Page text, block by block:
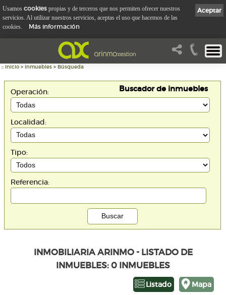
:: Inicio > Inmuebles > Búsqueda
Buscador de inmuebles
Operación:
Localidad:
Tipo:
Referencia:
INMOBILIARIA ARINMO - LISTADO DE
INMUEBLES: 0 INMUEBLES
Mapa
Listado
Aceptar
Usamos cookies propias y de terceros que nos permiten ofrecer nuestros
servicios. Al utilizar nuestros servicios, aceptas el uso que hacemos de las
cookies.
Más información